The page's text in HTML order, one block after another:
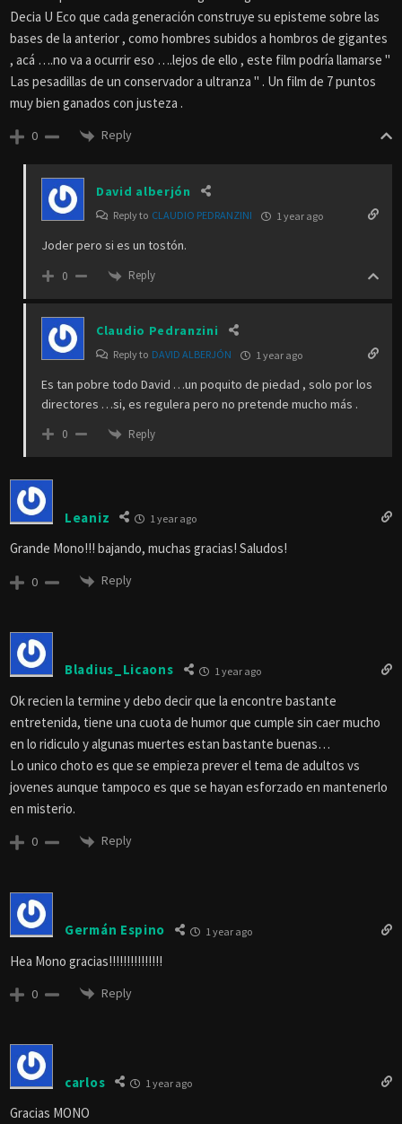
Decia U Eco que cada generación construye su episteme sobre las
bases de la anterior , como hombres subidos a hombros de gigantes
, acá ….no va a ocurrir eso ….lejos de ello , este film podría llamarse "
Las pesadillas de un conservador a ultranza " . Un film de 7 puntos
muy bien ganados con justeza .
0 Reply
David alberjón
Reply to CLAUDIO PEDRANZINI 1 year ago
Joder pero si es un tostón.
0 Reply
Claudio Pedranzini
Reply to DAVID ALBERJÓN 1 year ago
Es tan pobre todo David …un poquito de piedad , solo por los
directores …si, es regulera pero no pretende mucho más .
0 Reply
Leaniz 1 year ago
Grande Mono!!! bajando, muchas gracias! Saludos!
0 Reply
Bladius_Licaons 1 year ago
Ok recien la termine y debo decir que la encontre bastante
entretenida, tiene una cuota de humor que cumple sin caer mucho
en lo ridiculo y algunas muertes estan bastante buenas…
Lo unico choto es que se empieza prever el tema de adultos vs
jovenes aunque tampoco es que se hayan esforzado en mantenerlo
en misterio.
0 Reply
Germán Espino 1 year ago
Hea Mono gracias!!!!!!!!!!!!!!!
0 Reply
carlos 1 year ago
Gracias MONO